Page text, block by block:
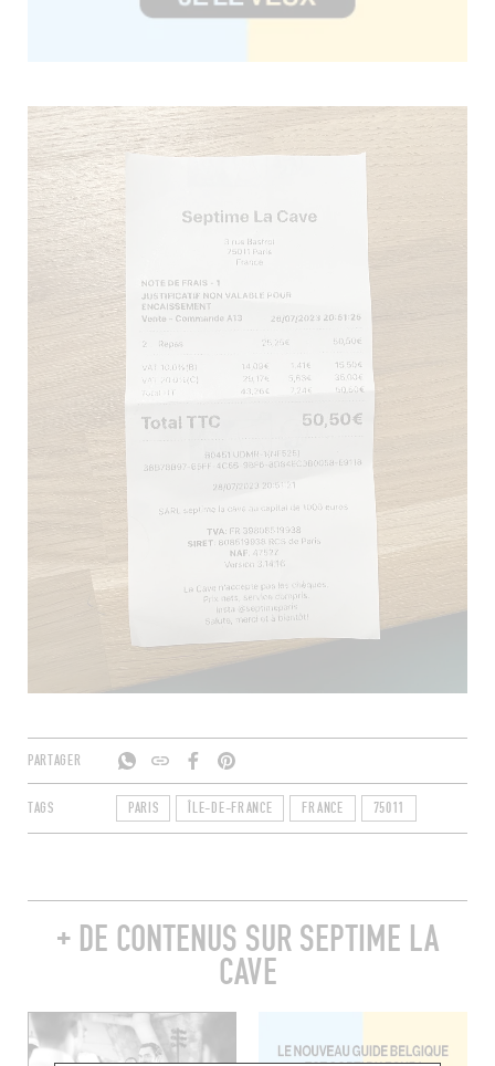
PARTAGER
TAGS PARIS ÎLE-DE-FRANCE FRANCE 75011
+ DE CONTENUS SUR SEPTIME LA
CAVE